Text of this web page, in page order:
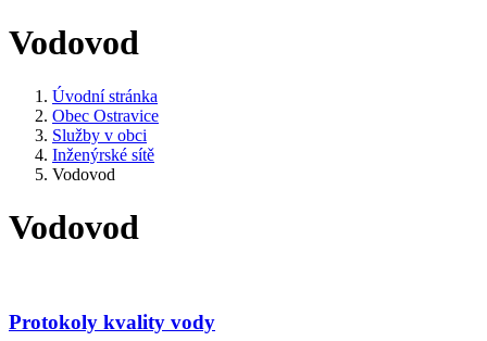
Vodovod
Úvodní stránka
Obec Ostravice
Služby v obci
Inženýrské sítě
Vodovod
Vodovod
Protokoly kvality vody